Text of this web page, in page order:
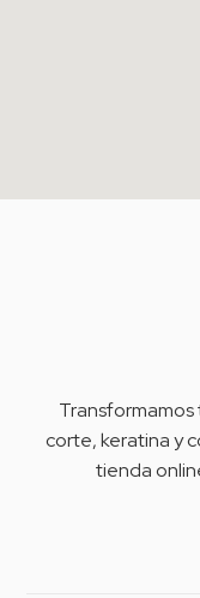
Transformamos
corte, keratina y
tienda